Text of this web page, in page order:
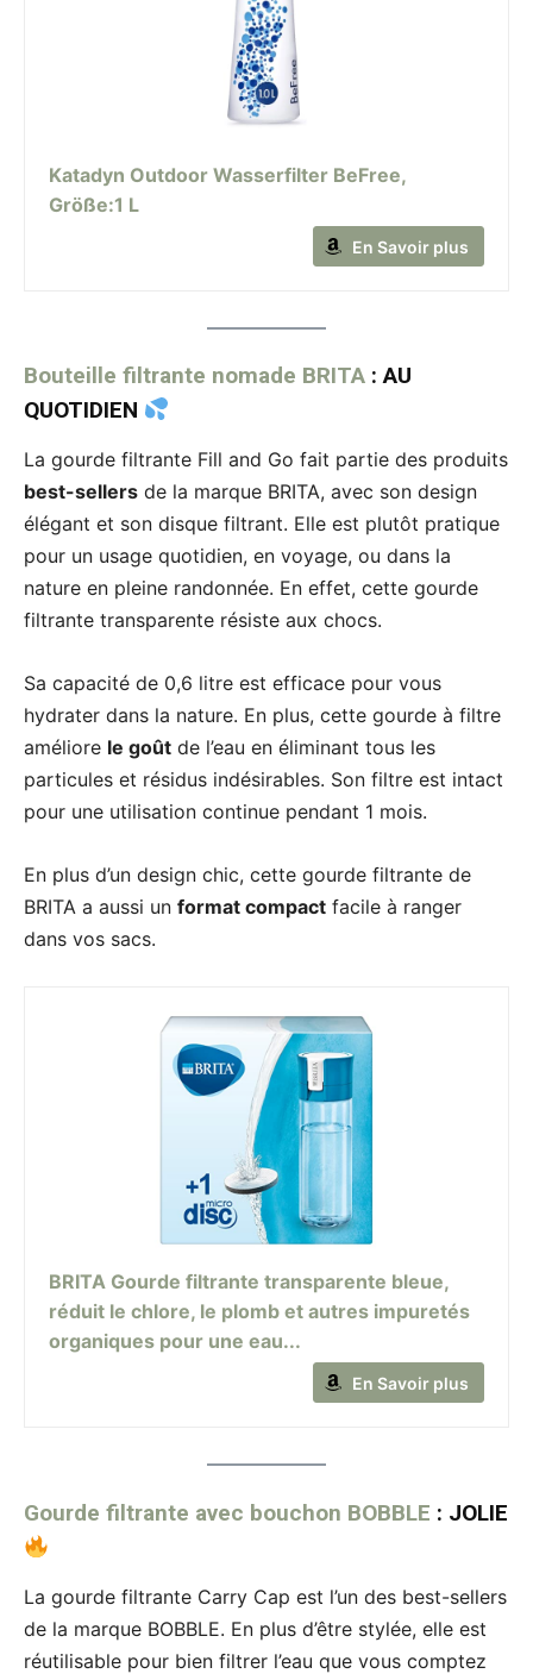
Katadyn Outdoor Wasserfilter BeFree,
Größe:1 L
En Savoir plus
Bouteille filtrante nomade BRITA : AU
QUOTIDIEN
La gourde filtrante Fill and Go fait partie des produits
best-sellers de la marque BRITA, avec son design
élégant et son disque filtrant. Elle est plutôt pratique
pour un usage quotidien, en voyage, ou dans la
nature en pleine randonnée. En effet, cette gourde
filtrante transparente résiste aux chocs.
Sa capacité de 0,6 litre est efficace pour vous
hydrater dans la nature. En plus, cette gourde à filtre
améliore le goût de l’eau en éliminant tous les
particules et résidus indésirables. Son filtre est intact
pour une utilisation continue pendant 1 mois.
En plus d’un design chic, cette gourde filtrante de
BRITA a aussi un format compact facile à ranger
dans vos sacs.
BRITA Gourde filtrante transparente bleue,
réduit le chlore, le plomb et autres impuretés
organiques pour une eau...
En Savoir plus
Gourde filtrante avec bouchon BOBBLE : JOLIE
La gourde filtrante Carry Cap est l’un des best-sellers
de la marque BOBBLE. En plus d’être stylée, elle est
réutilisable pour bien filtrer l’eau que vous comptez